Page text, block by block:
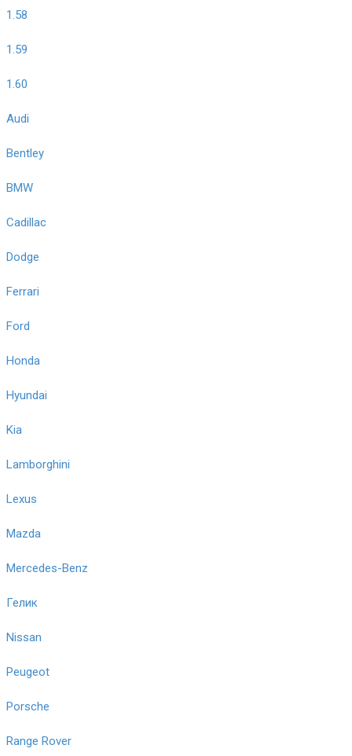
1.58
1.59
1.60
Audi
Bentley
BMW
Cadillac
Dodge
Ferrari
Ford
Honda
Hyundai
Kia
Lamborghini
Lexus
Mazda
Mercedes-Benz
Гелик
Nissan
Peugeot
Porsche
Range Rover